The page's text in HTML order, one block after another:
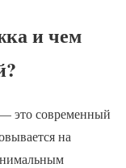
и чем
это современный
на